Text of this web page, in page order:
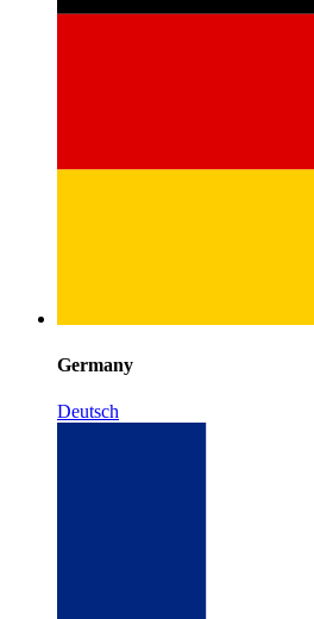
Germany
Deutsch